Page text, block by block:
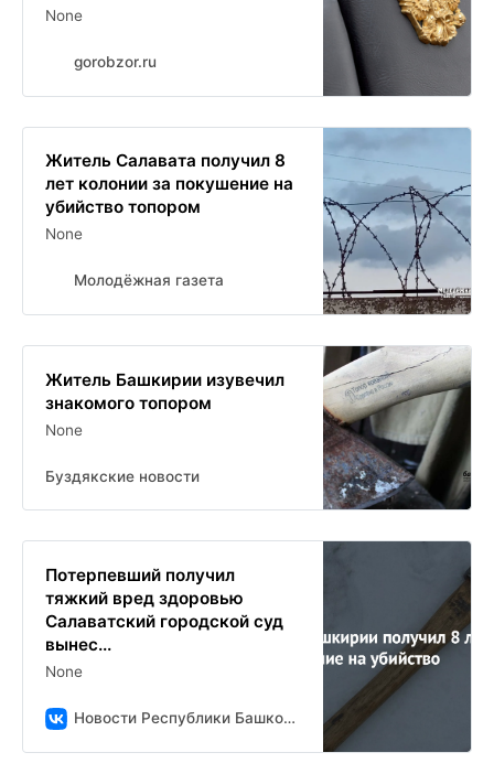
None
gorobzor.ru
Житель Салавата получил 8
лет колонии за покушение на
убийство топором
None
Молодёжная газета
Житель Башкирии изувечил
знакомого топором
None
Буздякские новости
Потерпевший получил
тяжкий вред здоровью
Салаватский городской суд
вынес...
None
Новости Республики Башкортостан и Уфы ( БСТ )